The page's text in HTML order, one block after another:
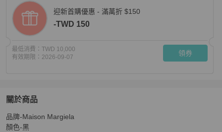
迎新首購優惠 - 滿萬折 $150
-TWD 150
最低消費： TWD 10,000
有效期限： 2026-09-07 領券
關於商品
關於Maison Margiela 6 一手長襯衫風衣外套
品牌-Maison Margiela
顏色-黑